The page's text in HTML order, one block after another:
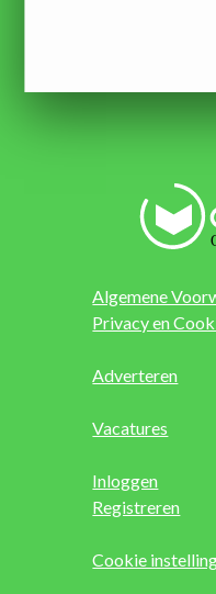
Algemene
Privacy en
Adverteren
Vacatures
Inloggen
Registreren
Cookie